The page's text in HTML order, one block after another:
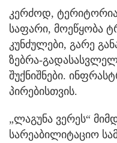
კერძოდ,
საფარი, მოეწყობა
კუნძულები, გარე
ზებრა-
შუქნიშნები.
პირებისთვის.
„ლაგუნა ვერეს“
სარეაბილიტაციო